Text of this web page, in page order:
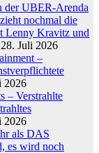
der UBER-Arenda
nochmal die
Lenny Kravitz und
28. Juli 2026
–
2026
– Verstrahlte
2026
als DAS
es wird noch